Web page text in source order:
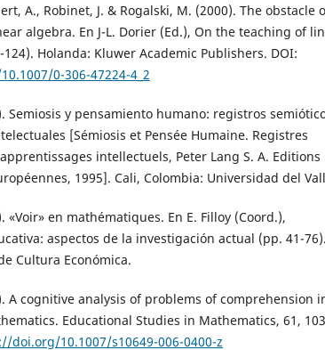
A., Robinet, J. & Rogalski, M. (2000). The obstacle
algebra. En J-L. Dorier (Ed.), On the teaching of
Holanda: Kluwer Academic Publishers. DOI:
0-306-47224-4_2
Semiosis y pensamiento humano: registros
[Sémiosis et Pensée Humaine. Registres
intellectuels, Peter Lang S. A. Editions
1995]. Cali, Colombia: Universidad del
«Voir» en mathématiques. En E. Filloy (Coord.),
aspectos de la investigación actual (pp. 41-76).
Cultura Económica.
A cognitive analysis of problems of comprehension
Educational Studies in Mathematics, 61,
doi.org/10.1007/s10649-006-0400-z